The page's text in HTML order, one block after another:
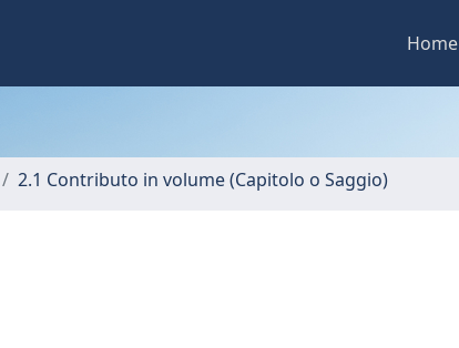
Home
2.1 Contributo in volume (Capitolo o Saggio)